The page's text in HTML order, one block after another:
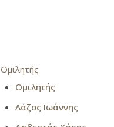
Ομιλητής
Ομιλητής
Λάζος Ιωάννης